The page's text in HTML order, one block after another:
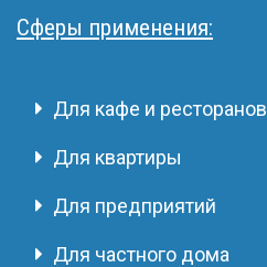
Сферы применения:
Для кафе и ресторанов
Для квартиры
Для предприятий
Для частного дома